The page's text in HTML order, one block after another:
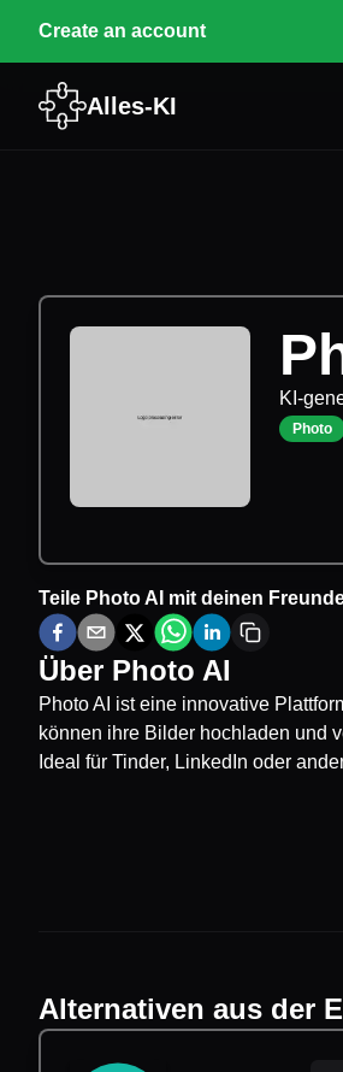
Create an account
Alles-KI
KI-
Photo
Teile Photo AI mit deinen
Über Photo AI
Photo AI ist eine innovative
können ihre Bilder hochladen und
Ideal für Tinder, LinkedIn oder
Alternativen aus der